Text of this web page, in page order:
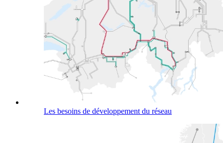
Les besoins de développement du réseau